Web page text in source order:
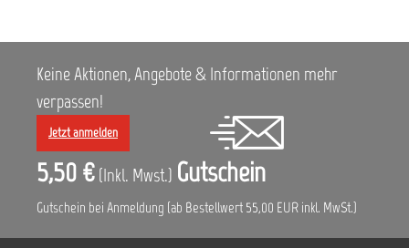
Keine Aktionen, Angebote & Informationen mehr
verpassen!
Jetzt anmelden
5,50 € (Inkl. Mwst.) Gutschein
Gutschein bei Anmeldung (ab Bestellwert 55,00 EUR inkl. MwSt.)